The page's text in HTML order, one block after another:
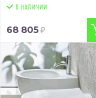
68 805